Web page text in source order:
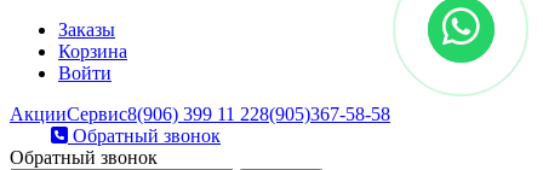
Заказы
Корзина
Войти
АкцииСервис8(906) 399 11 228(905)367-58-58
Обратный звонок
Обратный звонок